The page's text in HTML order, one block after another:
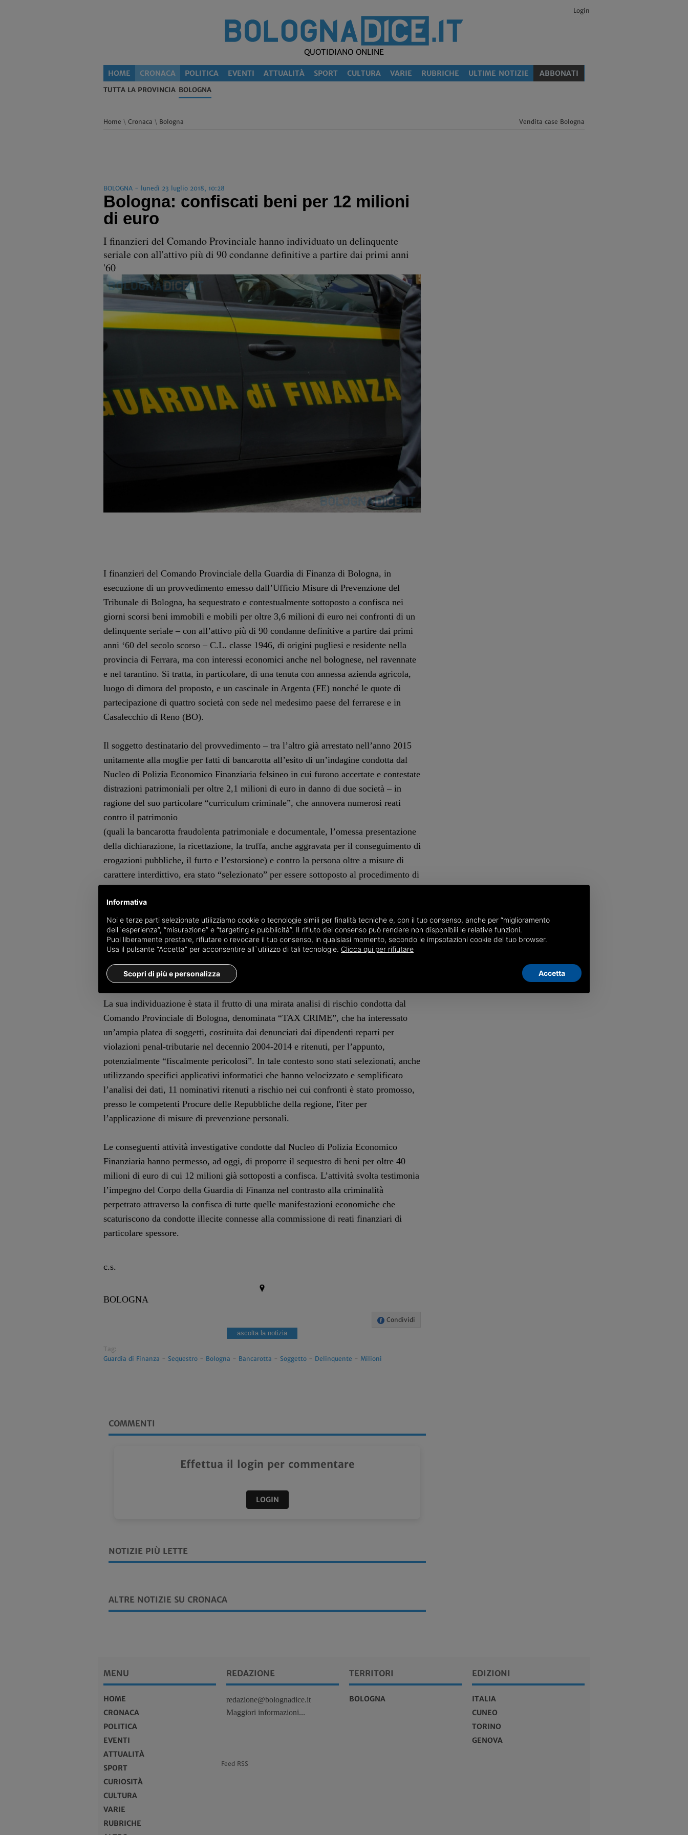
Login
QUOTIDIANO ONLINE
HOME CRONACA POLITICA EVENTI ATTUALITÀ SPORT CULTURA VARIE RUBRICHE ULTIME NOTIZIE ABBONATI
TUTTA LA PROVINCIA BOLOGNA
Home \ Cronaca \ Bologna Vendita case Bologna
BOLOGNA - lunedì 23 luglio 2018, 10:28
Bologna: confiscati beni per 12 milioni
di euro
I finanzieri del Comando Provinciale hanno individuato un delinquente
seriale con all'attivo più di 90 condanne definitive a partire dai primi anni
'60
I finanzieri del Comando Provinciale della Guardia di Finanza di Bologna, in
esecuzione di un provvedimento emesso dall’Ufficio Misure di Prevenzione del
Tribunale di Bologna, ha sequestrato e contestualmente sottoposto a confisca nei
giorni scorsi beni immobili e mobili per oltre 3,6 milioni di euro nei confronti di un
delinquente seriale – con all’attivo più di 90 condanne definitive a partire dai primi
anni ‘60 del secolo scorso – C.L. classe 1946, di origini pugliesi e residente nella
provincia di Ferrara, ma con interessi economici anche nel bolognese, nel ravennate
e nel tarantino. Si tratta, in particolare, di una tenuta con annessa azienda agricola,
luogo di dimora del proposto, e un cascinale in Argenta (FE) nonché le quote di
partecipazione di quattro società con sede nel medesimo paese del ferrarese e in
Casalecchio di Reno (BO).
Il soggetto destinatario del provvedimento – tra l’altro già arrestato nell’anno 2015
unitamente alla moglie per fatti di bancarotta all’esito di un’indagine condotta dal
Nucleo di Polizia Economico Finanziaria felsineo in cui furono accertate e contestate
distrazioni patrimoniali per oltre 2,1 milioni di euro in danno di due società – in
ragione del suo particolare “curriculum criminale”, che annovera numerosi reati
contro il patrimonio
(quali la bancarotta fraudolenta patrimoniale e documentale, l’omessa presentazione
della dichiarazione, la ricettazione, la truffa, anche aggravata per il conseguimento di
erogazioni pubbliche, il furto e l’estorsione) e contro la persona oltre a misure di
carattere interdittivo, era stato “selezionato” per essere sottoposto al procedimento di
ritenuto
soggetto “socialmente e fiscalmente pericoloso”, ovvero persona abitualmente dedita
a traffici delittuosi, da cui trae il proprio sostentamento, e che dispone di possidenze
assolutamente incongruenti con il proprio profilo reddituale lecito (si pensi in merito
solo 75mila euro di reddito).
La sua individuazione è stata il frutto di una mirata analisi di rischio condotta dal
Comando Provinciale di Bologna, denominata “TAX CRIME”, che ha interessato
un’ampia platea di soggetti, costituita dai denunciati dai dipendenti reparti per
violazioni penal-tributarie nel decennio 2004-2014 e ritenuti, per l’appunto,
potenzialmente “fiscalmente pericolosi”. In tale contesto sono stati selezionati, anche
utilizzando specifici applicativi informatici che hanno velocizzato e semplificato
l’analisi dei dati, 11 nominativi ritenuti a rischio nei cui confronti è stato promosso,
presso le competenti Procure delle Repubbliche della regione, l'iter per
l’applicazione di misure di prevenzione personali.
Le conseguenti attività investigative condotte dal Nucleo di Polizia Economico
Finanziaria hanno permesso, ad oggi, di proporre il sequestro di beni per oltre 40
milioni di euro di cui 12 milioni già sottoposti a confisca. L’attività svolta testimonia
l’impegno del Corpo della Guardia di Finanza nel contrasto alla criminalità
perpetrato attraverso la confisca di tutte quelle manifestazioni economiche che
scaturiscono da condotte illecite connesse alla commissione di reati finanziari di
particolare spessore.
c.s.
BOLOGNA
Condividi
ascolta la notizia
Tag:
Guardia di Finanza - Sequestro - Bologna - Bancarotta - Soggetto - Delinquente - Milioni
COMMENTI
Effettua il login per commentare
LOGIN
NOTIZIE PIÙ LETTE
ALTRE NOTIZIE SU CRONACA
MENU
HOME
CRONACA
POLITICA
EVENTI
ATTUALITÀ
SPORT
CURIOSITÀ
CULTURA
VARIE
RUBRICHE
REDAZIONE
redazione@bolognadice.it
Maggiori informazioni...
TERRITORI
BOLOGNA
EDIZIONI
ITALIA
CUNEO
TORINO
GENOVA
Feed RSS
Informativa
Noi e terze parti selezionate utilizziamo cookie o tecnologie simili per finalità tecniche e, con il tuo consenso, anche per “miglioramento
dell`esperienza”, “misurazione” e “targeting e pubblicità”. Il rifiuto del consenso può rendere non disponibili le relative funzioni.
Puoi liberamente prestare, rifiutare o revocare il tuo consenso, in qualsiasi momento, secondo le impsotazioni cookie del tuo browser.
Usa il pulsante “Accetta” per acconsentire all`utilizzo di tali tecnologie. Clicca qui per rifiutare
Scopri di più e personalizza Accetta